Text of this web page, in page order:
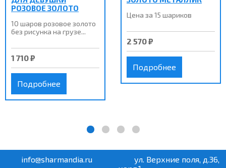
РОЗОВОЕ ЗОЛОТО
10 шаров розовое золото
без рисунка на грузе...
1 710 ₽
Подробнее
Цена за 15 шариков
2 570 ₽
Подробнее
info@sharmandia.ru
ул. Верхние поля, д.36,